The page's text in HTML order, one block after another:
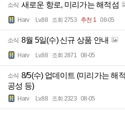
소식 새로운 항로, 미리가는 해적섬
Harv Lv.88 조회 2753 추천 1 08-05
소식 8월 5일(수) 신규 상품 안내
Harv Lv.88 조회 2871 08-05
소식 8/5(수) 업데이트 (미리가는 해
공성 등)
Harv Lv.88 조회 2323 08-05